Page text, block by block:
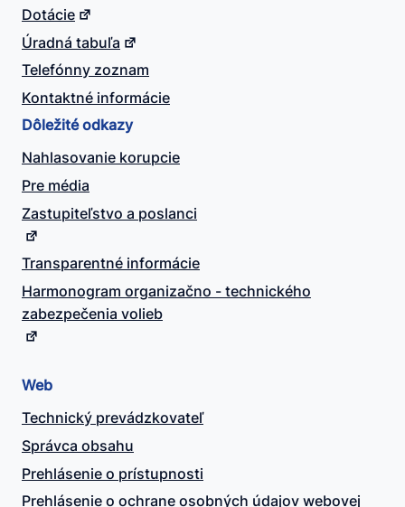
Dotácie
Úradná tabuľa
Telefónny zoznam
Kontaktné informácie
Dôležité odkazy
Nahlasovanie korupcie
Pre média
Zastupiteľstvo a poslanci
Transparentné informácie
Harmonogram organizačno - technického
zabezpečenia volieb
Web
Technický prevádzkovateľ
Správca obsahu
Prehlásenie o prístupnosti
Prehlásenie o ochrane osobných údajov webovej